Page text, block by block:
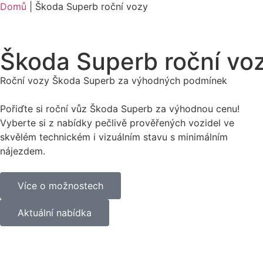
Domů Škoda Superb roční vozy
Škoda Superb roční
Roční vozy Škoda Superb za výhodných podmínek
Pořiďte si roční vůz Škoda Superb za výhodnou cenu!
Vyberte si z nabídky pečlivě prověřených vozidel ve
skvělém technickém i vizuálním stavu s minimálním
nájezdem.
Více o možnostech
Aktuální nabídka